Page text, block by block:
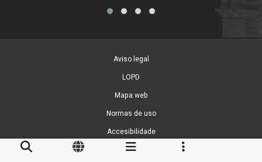
Aviso legal
LOPD
Mapa web
Normas de uso
Accesibilidade
Xestión de cookies